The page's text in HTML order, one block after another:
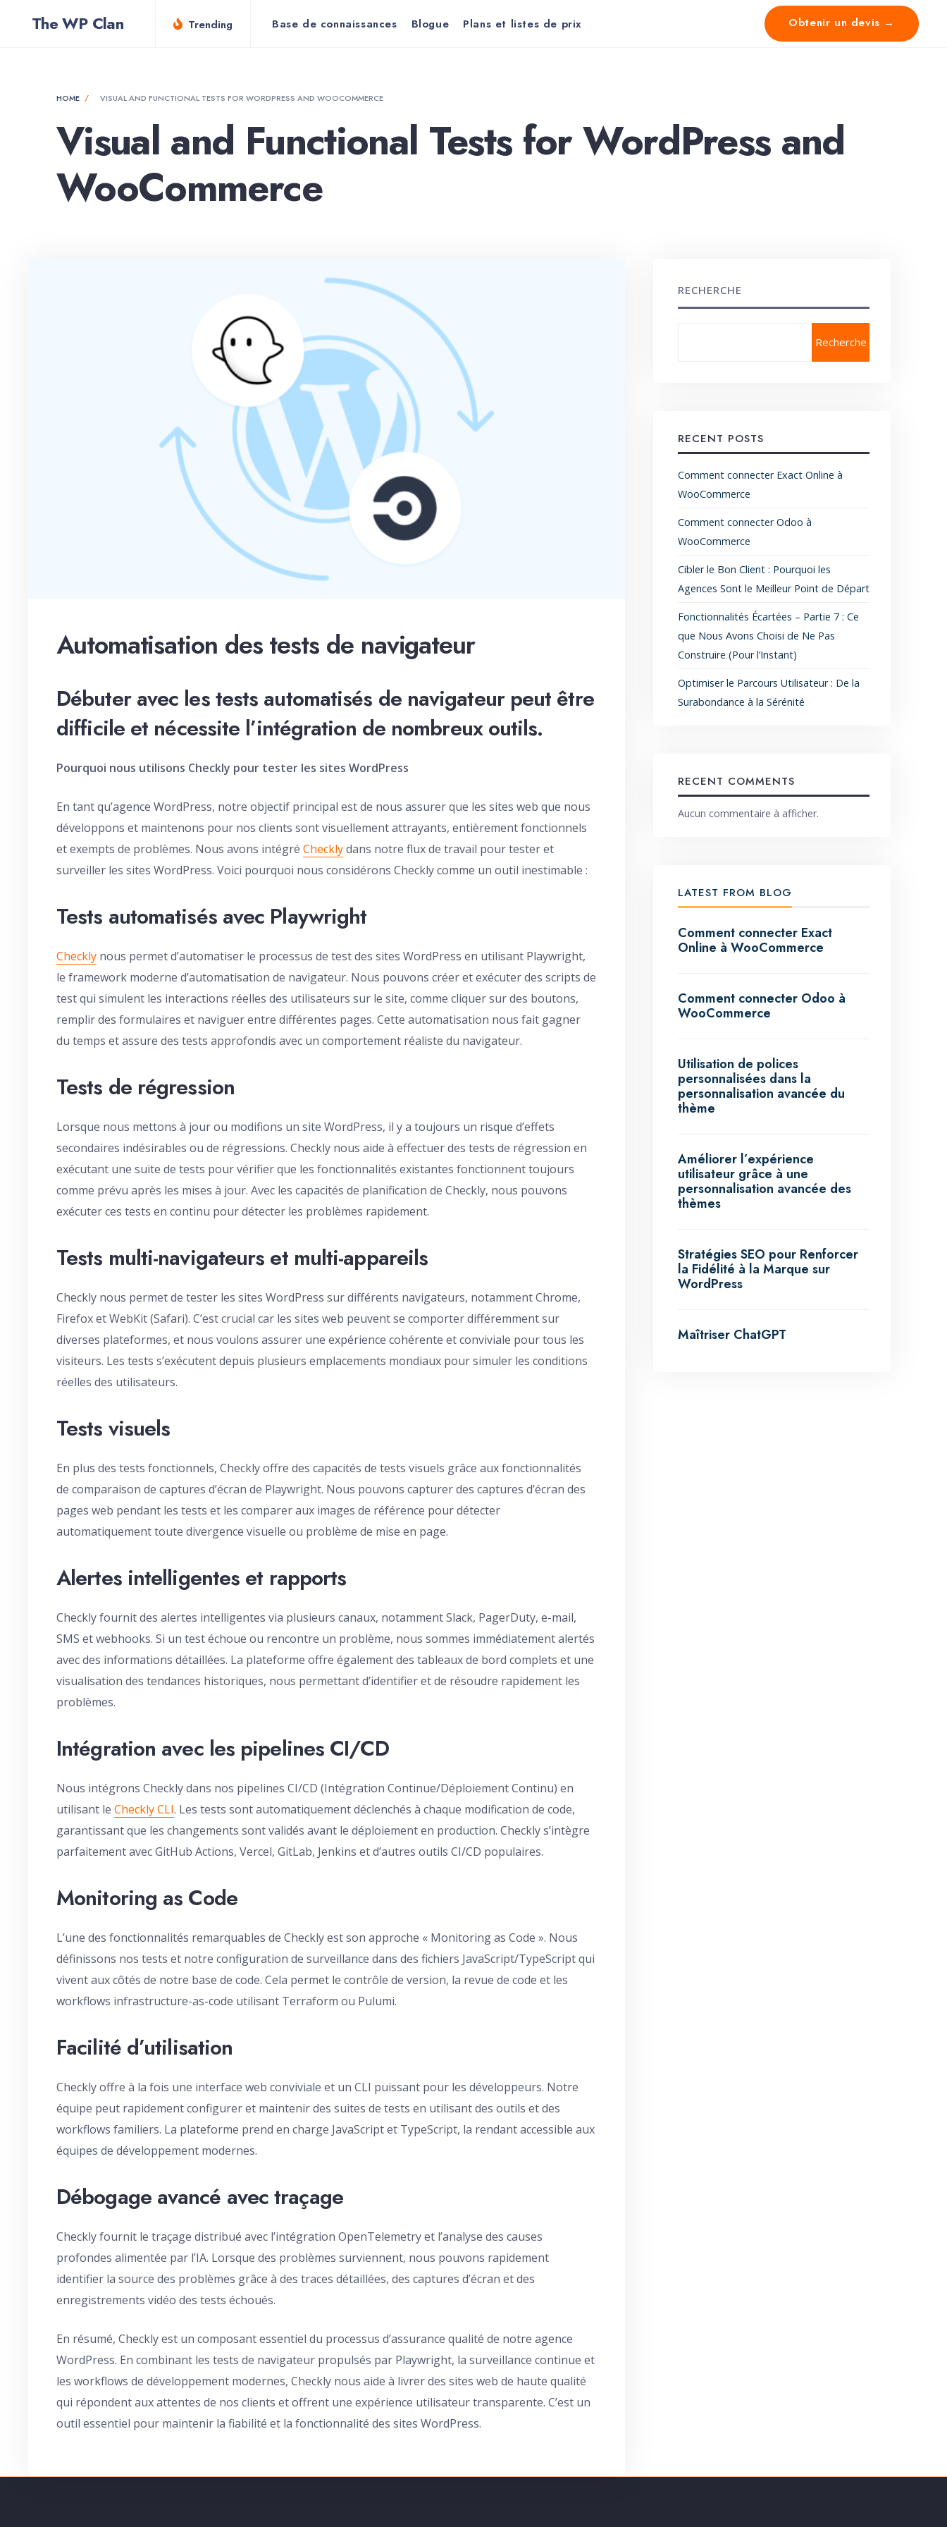
The WP Clan Trending Base de connaissances Blogue Plans et listes de prix Obtenir un devis →
HOME VISUAL AND FUNCTIONAL TESTS FOR WORDPRESS AND WOOCOMMERCE
Visual and Functional Tests for WordPress and
WooCommerce
Automatisation des tests de navigateur
Débuter avec les tests automatisés de navigateur peut être
difficile et nécessite l’intégration de nombreux outils.
Pourquoi nous utilisons Checkly pour tester les sites WordPress
En tant qu’agence WordPress, notre objectif principal est de nous assurer que les sites web que nous
développons et maintenons pour nos clients sont visuellement attrayants, entièrement fonctionnels
et exempts de problèmes. Nous avons intégré Checklydans notre flux de travail pour tester et
surveiller les sites WordPress. Voici pourquoi nous considérons Checkly comme un outil inestimable :
Tests automatisés avec Playwright
Checkly nous permet d’automatiser le processus de test des sites WordPress en utilisant Playwright,
le framework moderne d’automatisation de navigateur. Nous pouvons créer et exécuter des scripts de
test qui simulent les interactions réelles des utilisateurs sur le site, comme cliquer sur des boutons,
remplir des formulaires et naviguer entre différentes pages. Cette automatisation nous fait gagner
du temps et assure des tests approfondis avec un comportement réaliste du navigateur.
Tests de régression
Lorsque nous mettons à jour ou modifions un site WordPress, il y a toujours un risque d’effets
secondaires indésirables ou de régressions. Checkly nous aide à effectuer des tests de régression en
exécutant une suite de tests pour vérifier que les fonctionnalités existantes fonctionnent toujours
comme prévu après les mises à jour. Avec les capacités de planification de Checkly, nous pouvons
exécuter ces tests en continu pour détecter les problèmes rapidement.
Tests multi-navigateurs et multi-appareils
Checkly nous permet de tester les sites WordPress sur différents navigateurs, notamment Chrome,
Firefox et WebKit (Safari). C’est crucial car les sites web peuvent se comporter différemment sur
diverses plateformes, et nous voulons assurer une expérience cohérente et conviviale pour tous les
visiteurs. Les tests s’exécutent depuis plusieurs emplacements mondiaux pour simuler les conditions
réelles des utilisateurs.
Tests visuels
En plus des tests fonctionnels, Checkly offre des capacités de tests visuels grâce aux fonctionnalités
de comparaison de captures d’écran de Playwright. Nous pouvons capturer des captures d’écran des
pages web pendant les tests et les comparer aux images de référence pour détecter
automatiquement toute divergence visuelle ou problème de mise en page.
Alertes intelligentes et rapports
Checkly fournit des alertes intelligentes via plusieurs canaux, notamment Slack, PagerDuty, e-mail,
SMS et webhooks. Si un test échoue ou rencontre un problème, nous sommes immédiatement alertés
avec des informations détaillées. La plateforme offre également des tableaux de bord complets et une
visualisation des tendances historiques, nous permettant d’identifier et de résoudre rapidement les
problèmes.
Intégration avec les pipelines CI/CD
Nous intégrons Checkly dans nos pipelines CI/CD (Intégration Continue/Déploiement Continu) en
utilisant le Checkly CLI. Les tests sont automatiquement déclenchés à chaque modification de code,
garantissant que les changements sont validés avant le déploiement en production. Checkly s’intègre
parfaitement avec GitHub Actions, Vercel, GitLab, Jenkins et d’autres outils CI/CD populaires.
Monitoring as Code
L’une des fonctionnalités remarquables de Checkly est son approche « Monitoring as Code ». Nous
définissons nos tests et notre configuration de surveillance dans des fichiers JavaScript/TypeScript qui
vivent aux côtés de notre base de code. Cela permet le contrôle de version, la revue de code et les
workflows infrastructure-as-code utilisant Terraform ou Pulumi.
Facilité d’utilisation
Checkly offre à la fois une interface web conviviale et un CLI puissant pour les développeurs. Notre
équipe peut rapidement configurer et maintenir des suites de tests en utilisant des outils et des
workflows familiers. La plateforme prend en charge JavaScript et TypeScript, la rendant accessible aux
équipes de développement modernes.
Débogage avancé avec traçage
Checkly fournit le traçage distribué avec l’intégration OpenTelemetry et l’analyse des causes
profondes alimentée par l’IA. Lorsque des problèmes surviennent, nous pouvons rapidement
identifier la source des problèmes grâce à des traces détaillées, des captures d’écran et des
enregistrements vidéo des tests échoués.
En résumé, Checkly est un composant essentiel du processus d’assurance qualité de notre agence
WordPress. En combinant les tests de navigateur propulsés par Playwright, la surveillance continue et
les workflows de développement modernes, Checkly nous aide à livrer des sites web de haute qualité
qui répondent aux attentes de nos clients et offrent une expérience utilisateur transparente. C’est un
outil essentiel pour maintenir la fiabilité et la fonctionnalité des sites WordPress.
RECHERCHE
Recherche
RECENT POSTS
Comment connecter Exact Online à
WooCommerce
Comment connecter Odoo à
WooCommerce
Cibler le Bon Client : Pourquoi les
Agences Sont le Meilleur Point de Départ
Fonctionnalités Écartées – Partie 7 : Ce
que Nous Avons Choisi de Ne Pas
Construire (Pour l’Instant)
Optimiser le Parcours Utilisateur : De la
Surabondance à la Sérénité
RECENT COMMENTS
Aucun commentaire à afficher.
LATEST FROM BLOG
Comment connecter Exact
Online à WooCommerce
Comment connecter Odoo à
WooCommerce
Utilisation de polices
personnalisées dans la
personnalisation avancée du
thème
Améliorer l’expérience
utilisateur grâce à une
personnalisation avancée des
thèmes
Stratégies SEO pour Renforcer
la Fidélité à la Marque sur
WordPress
Maîtriser ChatGPT